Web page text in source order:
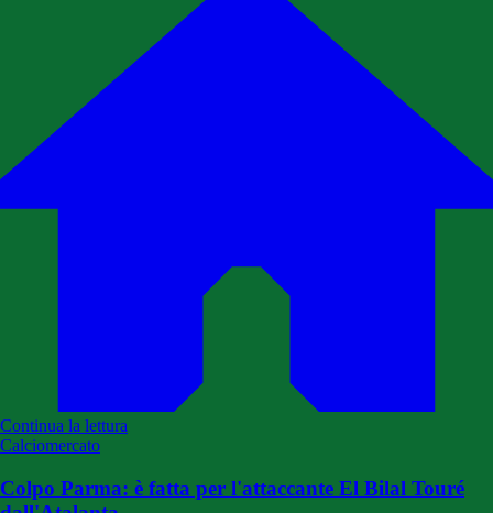
Continua la lettura
Calciomercato
Colpo Parma: è fatta per l'attaccante El Bilal Touré